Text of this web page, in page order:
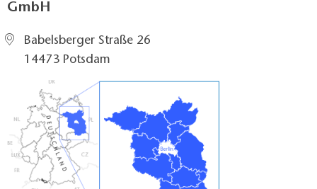
GmbH
Babelsberger Straße 26
14473 Potsdam